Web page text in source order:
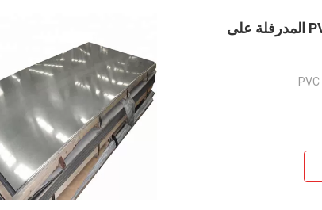
M.Boroomandi
في تعاوننا على مدى السنوات العشر
حققنا الفوز.
مرآة وغير لامع 304l الفولاذ المقاوم للصدأ لوحة حماية PVC Aisi المدرفلة على